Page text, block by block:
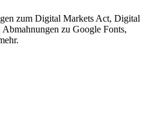
zum Digital Markets Act, Digital
zu Google Fonts,